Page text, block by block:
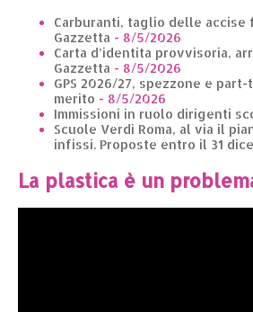
Carburanti, taglio delle accise
Gazzetta - 8/5/2026
Carta d’identita provvisoria,
Gazzetta - 8/5/2026
GPS 2026/27, spezzone e
merito - 8/5/2026
Immissioni in ruolo dirigenti
Scuole Verdi Roma, al via il
infissi. Proposte entro il 31
La plastica è un